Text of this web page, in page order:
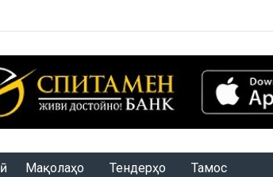
Мақолаҳо Тендерҳо Тамос